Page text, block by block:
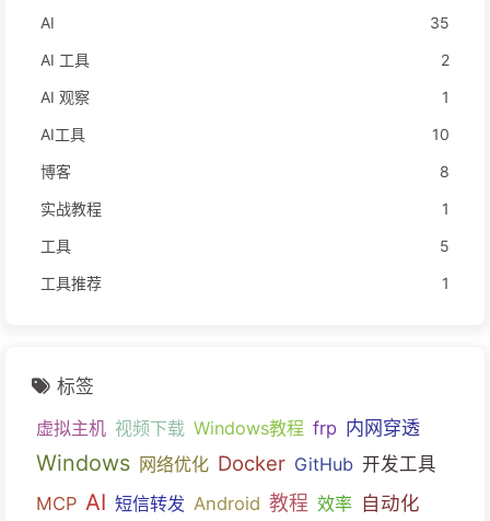
AI
35
AI 工具
2
AI 观察
1
AI工具
10
博客
8
实战教程
1
工具
5
工具推荐
1
标签
虚拟主机 视频下载 Windows教程 frp 内网穿透
Windows 网络优化 Docker GitHub 开发工具
MCP AI 短信转发 Android 教程 效率 自动化